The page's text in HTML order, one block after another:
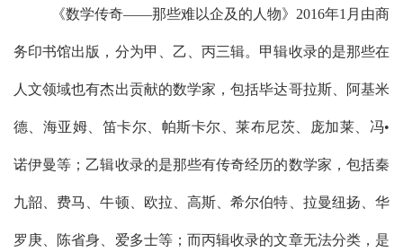
《数学传奇——那些难以企及的人物》 2016年1 月由商
务印书馆出版，分为甲、乙、丙三辑。甲辑收录的是那些在
人文领域也有杰出贡献的数学家，包括毕达哥拉斯、阿基米
德、海亚姆、笛卡尔、帕斯卡尔、莱布尼茨、庞加莱、冯•
诺伊曼等；乙辑收录的是那些有传奇经历的数学家，包括秦
九韶、费马、牛顿、欧拉、高斯、希尔伯特、拉曼纽扬、华
罗庚、陈省身、爱多士等；而丙辑收录的文章无法分类，是